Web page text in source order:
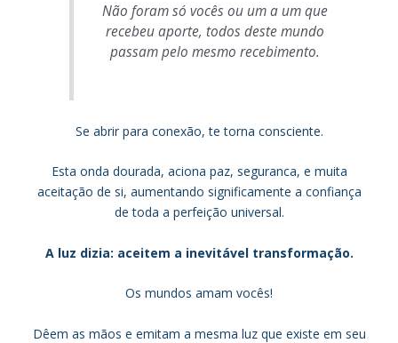
Não foram só vocês ou um a um que
recebeu aporte, todos deste mundo
passam pelo mesmo recebimento.
Se abrir para conexão, te torna consciente.
Esta onda dourada, aciona paz, seguranca, e muita
aceitação de si, aumentando significamente a confiança
de toda a perfeição universal.
A luz dizia: aceitem a inevitável transformação.
Os mundos amam vocês!
Dêem as mãos e emitam a mesma luz que existe em seu